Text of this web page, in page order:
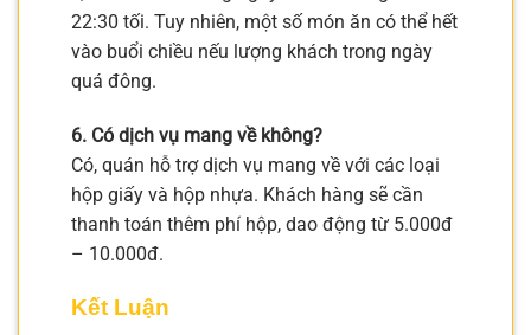
22:30 tối. Tuy nhiên, một số món ăn có thể hết
vào buổi chiều nếu lượng khách trong ngày
quá đông.
6. Có dịch vụ mang về không?
Có, quán hỗ trợ dịch vụ mang về với các loại
hộp giấy và hộp nhựa. Khách hàng sẽ cần
thanh toán thêm phí hộp, dao động từ 5.000đ
– 10.000đ.
Kết Luận